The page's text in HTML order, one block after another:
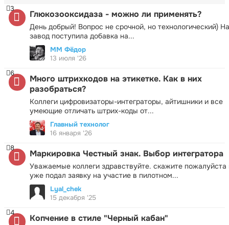
Глюкозооксидаза - можно ли применять?
День добрый! Вопрос не срочной, но технологический) На
завод поступила добавка на...
3
ММ Фёдор
13 июля '26
Много штрихкодов на этикетке. Как в них
разобраться?
Коллеги цифровизаторы-интеграторы, айтишники и все
умеющие отличать штрих-коды от...
6
Главный технолог
16 января '26
Маркировка Честный знак. Выбор интегратора
Уважаемые коллеги здравствуйте. скажите пожалуйста
уже подал заявку на участие в пилотном...
8
Lyal_chek
15 декабря '25
Копчение в стиле "Черный кабан"
4